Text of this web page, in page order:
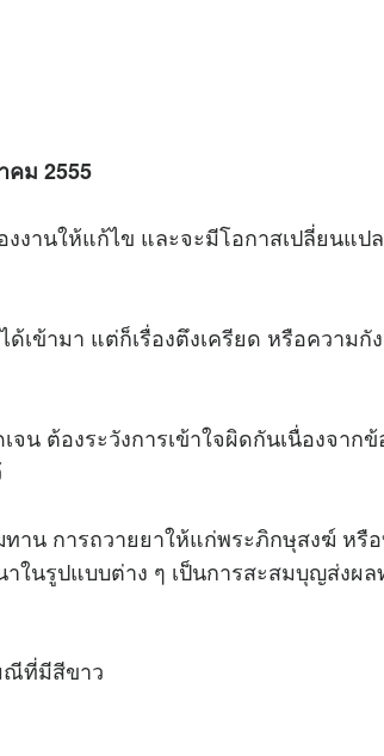
คม 2555
งานให้แก้ไข และจะมีโอกาสเปลี่ยนแป
เข้ามา แต่ก็เรื่องตึงเครียด หรือความกั
จน ต้องระวังการเข้าใจผิดกันเนื่องจาก
าน การถวายยาให้แก่พระภิกษุสงฆ์ หรื
ในรูปแบบต่าง ๆ เป็นการสะสมบุญส่งผ
ณีที่มีสีขาว